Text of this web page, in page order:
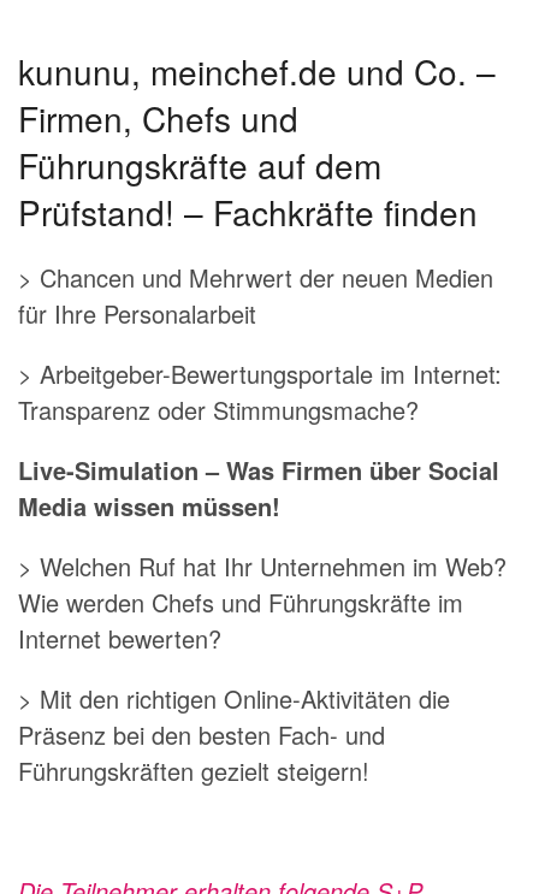
kununu, meinchef.de und Co. –
Firmen, Chefs und
Führungskräfte auf dem
Prüfstand! – Fachkräfte finden
> Chancen und Mehrwert der neuen Medien
für Ihre Personalarbeit
> Arbeitgeber-Bewertungsportale im Internet:
Transparenz oder Stimmungsmache?
Live-Simulation – Was Firmen über Social
Media wissen müssen!
> Welchen Ruf hat Ihr Unternehmen im Web?
Wie werden Chefs und Führungskräfte im
Internet bewerten?
> Mit den richtigen Online-Aktivitäten die
Präsenz bei den besten Fach- und
Führungskräften gezielt steigern!